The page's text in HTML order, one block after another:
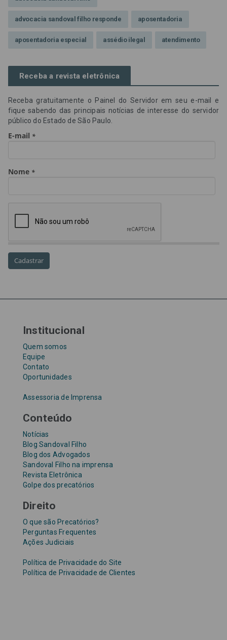
advocacia sandoval filho responde aposentadoria
aposentadoria especial assédio ilegal atendimento
credores prioritários Dia do Servidor Público
Dia dos Professores expediente
precatórios precatórios prioritários
Taxa Referencial
Receba a revista eletrônica
Receba gratuitamente o Painel do Servidor em seu e-mail e
fique sabendo das principais notícias de interesse do servidor
público do Estado de São Paulo.
Institucional
Quem somos
Equipe
Contato
Oportunidades
Assessoria de Imprensa
Conteúdo
Notícias
Blog Sandoval Filho
Blog dos Advogados
Sandoval Filho na imprensa
Revista Eletrônica
Golpe dos precatórios
Direito
O que são Precatórios?
Perguntas Frequentes
Ações Judiciais
Política de Privacidade do Site
Política de Privacidade de Clientes